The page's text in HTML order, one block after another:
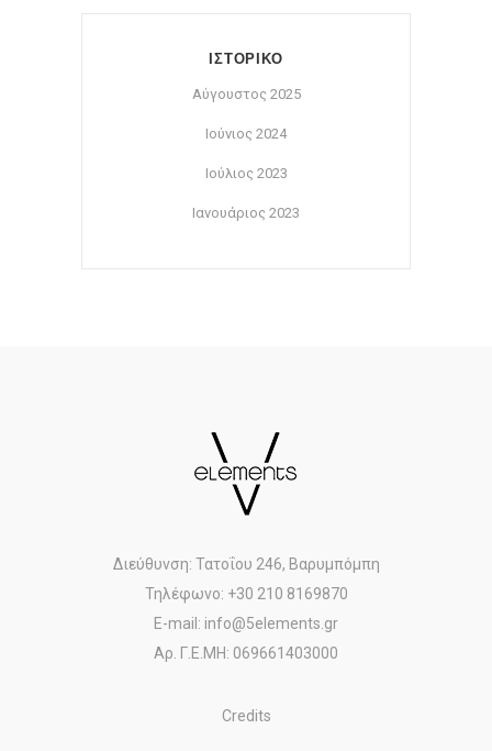
ΙΣΤΟΡΙΚΟ
Αύγουστος 2025
Ιούνιος 2024
Ιούλιος 2023
Ιανουάριος 2023
Διεύθυνση: Τατοΐου 246, Βαρυμπόμπη
Τηλέφωνο: +30 210 8169870
E-mail: info@5elements.gr
Αρ. Γ.Ε.ΜΗ: 069661403000
Credits